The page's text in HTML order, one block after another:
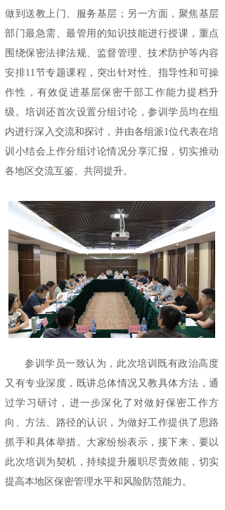
做到送教上门、服务基层；另一方面，聚焦基层
部门最急需、最管用的知识技能进行授课，重点
围绕保密法律法规、监督管理、技术防护等内容
安排11节专题课程，突出针对性、指导性和可操
作性，有效促进基层保密干部工作能力提档升
级。培训还首次设置分组讨论，参训学员均在组
内进行深入交流和探讨，并由各组派1位代表在培
训小结会上作分组讨论情况分享汇报，切实推动
各地区交流互鉴、共同提升。
参训学员一致认为，此次培训既有政治高度
又有专业深度，既讲总体情况又教具体方法，通
过学习研讨，进一步深化了对做好保密工作方
向、方法、路径的认识，为做好工作提供了思路
抓手和具体举措。大家纷纷表示，接下来，要以
此次培训为契机，持续提升履职尽责效能，切实
提高本地区保密管理水平和风险防范能力。